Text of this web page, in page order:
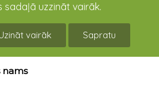
sadaļā uzzināt vairāk.
vairāk Sapratu
gleznu izstāde “DIVAS
nams